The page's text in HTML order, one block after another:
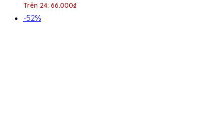
Trên 24: 66.000₫
-52%